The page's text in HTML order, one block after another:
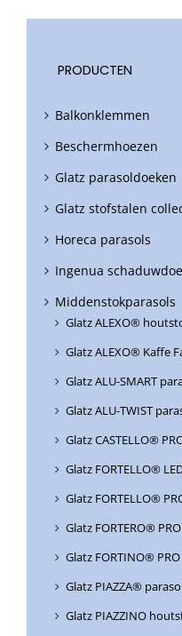
PRODUCTEN
Balkonklemmen
Beschermhoezen
Glatz parasoldoeken
Glatz stofstalen
Horeca parasols
Ingenua
Middenstokparasols
Glatz ALEXO®
Glatz ALEXO® Kaffe
Glatz ALU-SMART
Glatz ALU-TWIST
Glatz CASTELLO®
Glatz FORTELLO®
Glatz FORTELLO®
Glatz FORTERO®
Glatz FORTINO®
Glatz PIAZZA®
Glatz PIAZZINO